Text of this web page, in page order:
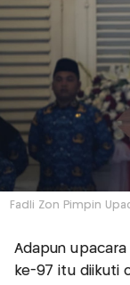
Fadli Zon Pimpin
Adapun
ke-97 itu diikuti